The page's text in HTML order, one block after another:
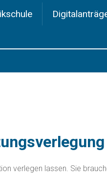
verlegen lassen. Sie